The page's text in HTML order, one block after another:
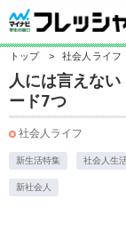
トップ > 社会人ライフ
人には言えな
ード7つ
社会人ライフ
新生活特集 社会人生
新社会人